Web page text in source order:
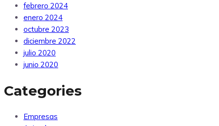
febrero 2024
enero 2024
octubre 2023
diciembre 2022
julio 2020
junio 2020
Categories
Empresas